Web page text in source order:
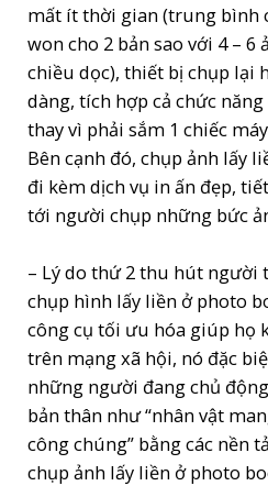
mất ít thời gian (trung bình
won cho 2 bản sao với 4 – 6
chiều dọc), thiết bị chụp lại
dàng, tích hợp cả chức
thay vì phải sắm 1 chiếc
Bên cạnh đó, chụp ảnh lấy
đi kèm dịch vụ in ấn đẹp,
tới người chụp những bức
– Lý do thứ 2 thu hút
chụp hình lấy liền ở photo
công cụ tối ưu hóa giúp họ
trên mạng xã hội, nó đặc
những người đang chủ
bản thân như “nhân vật
công chúng” bằng các nền
chụp ảnh lấy liền ở photo